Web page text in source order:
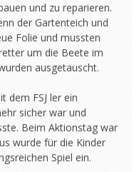
und zu reparieren.
der Gartenteich und
Folie und mussten
um die Beete im
ausgetauscht.
dem FSJ ler ein
sicher war und
Beim Aktionstag war
wurde für die Kinder
Spiel ein.